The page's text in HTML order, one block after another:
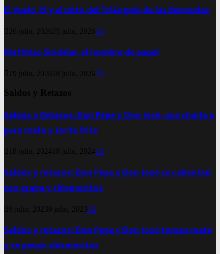
El Vuelo 19 y el mito del Triángulo de las Bermudas
26 julio, 2026 25 julio, 2026 0
Matthias Sindelar, el hombre de papel
19 julio, 2026 18 julio, 2026 0
Saldos y Retazos
Saldos y Retazos: Don Pepe y Don José, una charla a
puro mate y torta frita
18 julio, 2024 18 julio, 2024 0
Saldos y retazos: Don Pepe y Don José se calientan
con grapa y chismecitos
9 julio, 20239 julio, 2023 0
Saldos y retazos: Don Pepe y Don José toman mate
y se pasan chismecitos